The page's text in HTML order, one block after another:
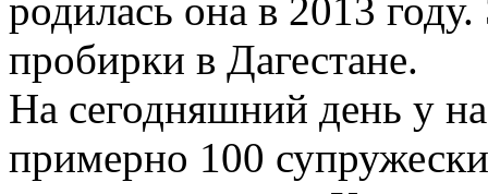
родилась она в 2013
пробирки в Дагестане.
На сегодняшний день у
примерно 100